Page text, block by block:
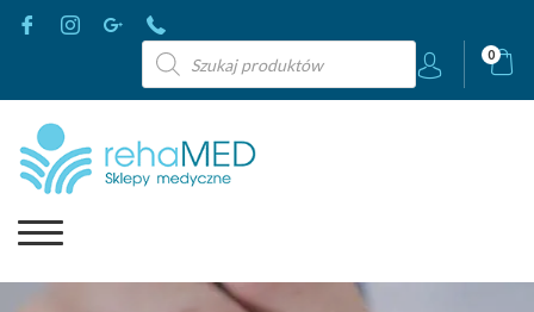
Wyszukiwarka
produktów
0